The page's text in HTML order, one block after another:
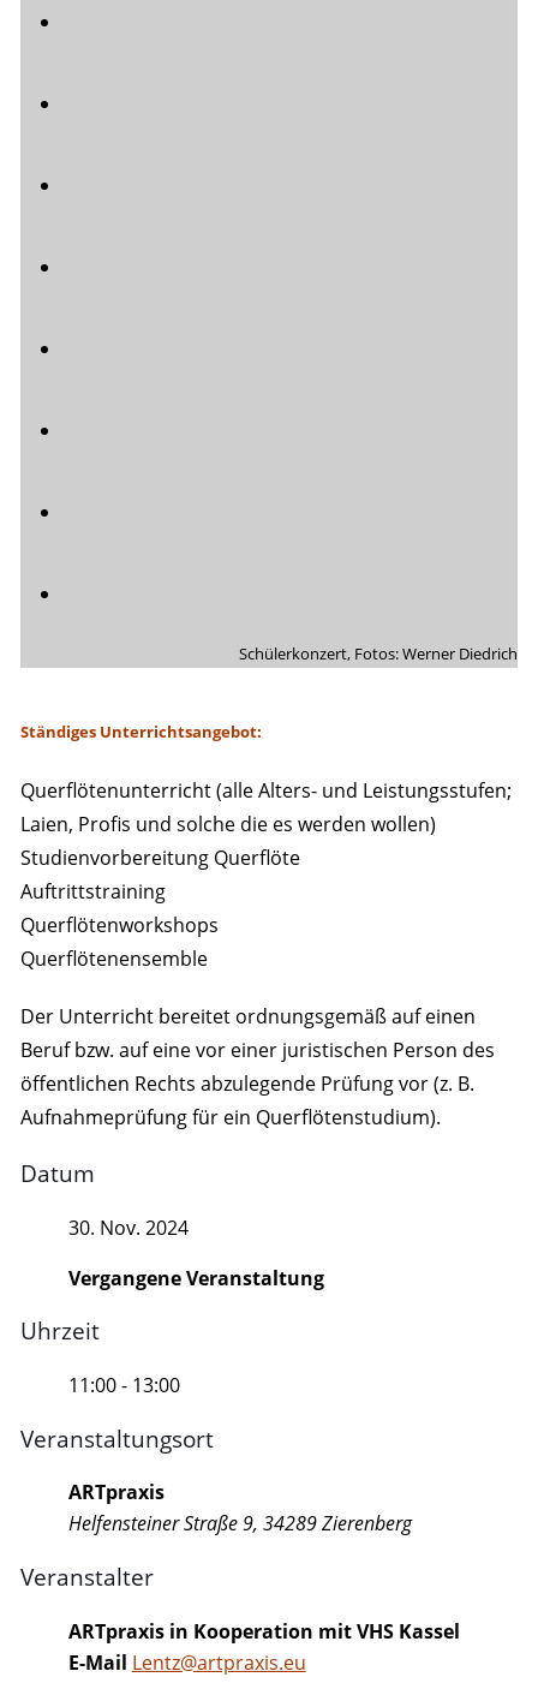
Schülerkonzert, Fotos: Werner Diedrich
Ständiges Unterrichtsangebot:
Querflötenunterricht (alle Alters- und Leistungsstufen;
Laien, Profis und solche die es werden wollen)
Studienvorbereitung Querflöte
Auftrittstraining
Querflötenworkshops
Querflötenensemble
Der Unterricht bereitet ordnungsgemäß auf einen
Beruf bzw. auf eine vor einer juristischen Person des
öffentlichen Rechts abzulegende Prüfung vor (z. B.
Aufnahmeprüfung für ein Querflötenstudium).
Datum
30. Nov. 2024
Vergangene Veranstaltung
Uhrzeit
11:00 - 13:00
Veranstaltungsort
ARTpraxis
Helfensteiner Straße 9, 34289 Zierenberg
Veranstalter
ARTpraxis in Kooperation mit VHS Kassel
E-Mail Lentz@artpraxis.eu